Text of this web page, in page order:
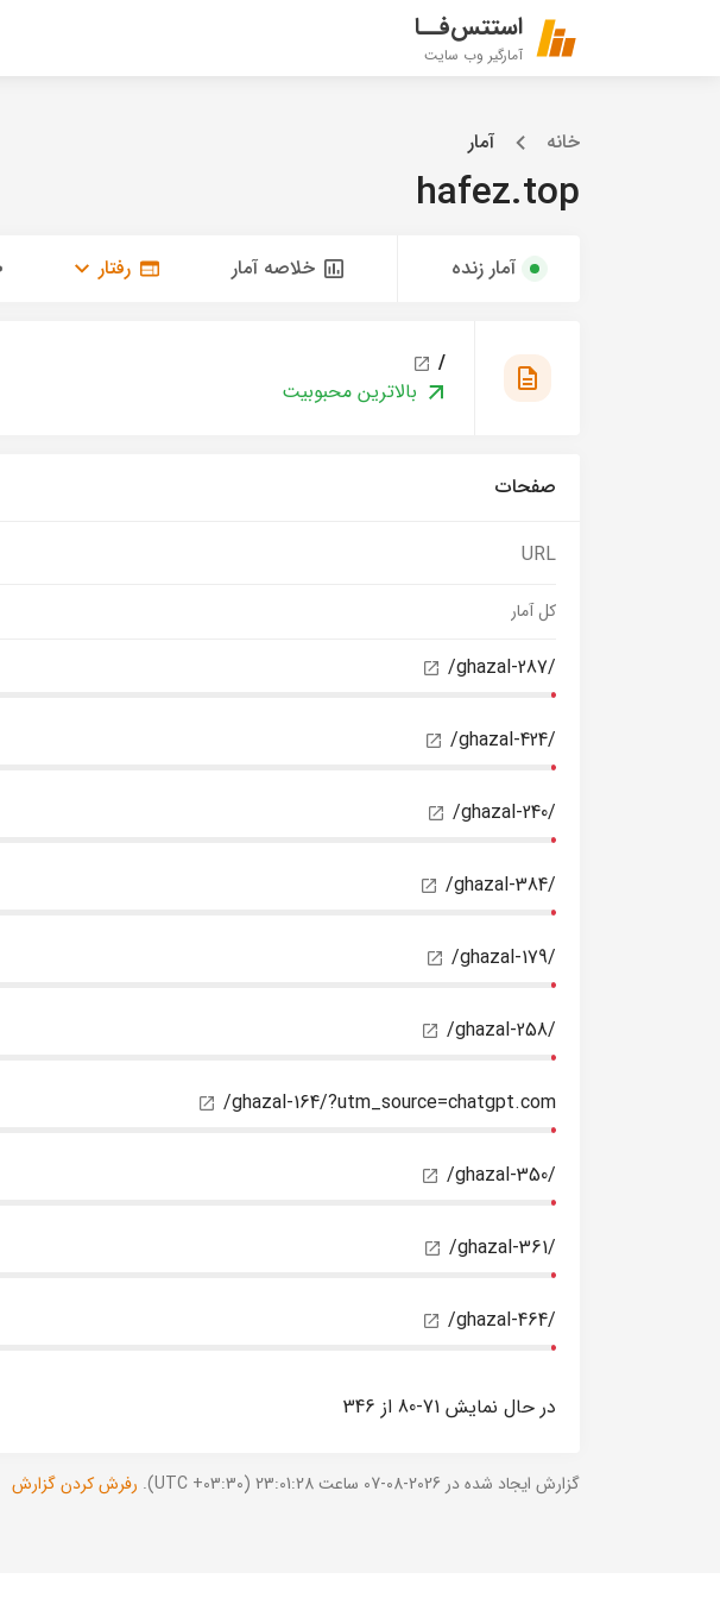
استتس‌فــا
آمارگیر وب سایت
خانه آمار
hafez.top
آمار زنده خلاصه آمار رفتار
/
بالاترین محبوبیت
صفحات
URL
کل آمار
/ghazal-287/
/ghazal-424/
/ghazal-240/
/ghazal-384/
/ghazal-179/
/ghazal-258/
/ghazal-164/?utm_source=chatgpt.com
/ghazal-350/
/ghazal-361/
/ghazal-464/
در حال نمایش 71-80 از 346
گزارش ایجاد شده در 2026-08-07 ساعت 23:01:28 (UTC +03:30). رفرش کردن گزارش